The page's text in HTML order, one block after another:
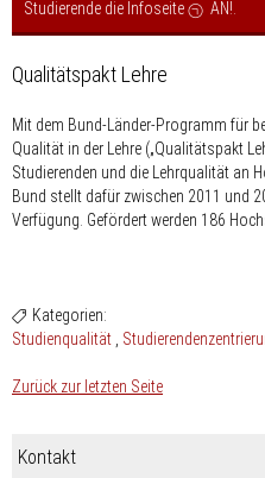
Studierende die Infoseite
AN!
Qualitätspakt Lehre
Mit dem Bund-Länder-Programm für
Qualität in der Lehre („Qualitätspakt
Studierenden und die Lehrqualität an
Bund stellt dafür zwischen 2011 und
Verfügung. Gefördert werden 186
Kategorien:
Studienqualität
Zurück zur letzten Seite
Kontakt